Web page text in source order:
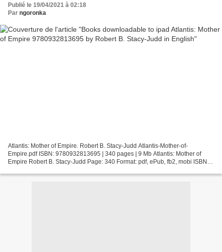
Publié le 19/04/2021 à 02:18
Par ngoronka
Atlantis: Mother of Empire. Robert B. Stacy-Judd Atlantis-Mother-of-
Empire.pdf ISBN: 9780932813695 | 340 pages | 9 Mb Atlantis: Mother of
Empire Robert B. Stacy-Judd Page: 340 Format: pdf, ePub, fb2, mobi ISBN: